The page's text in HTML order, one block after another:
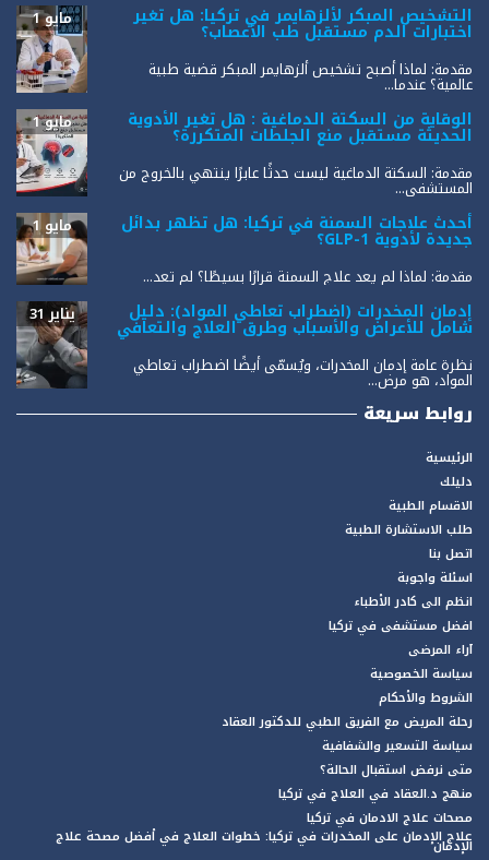
التشخيص المبكر لألزهايمر في تركيا: هل تغير
اختبارات الدم مستقبل طب الأعصاب؟
مايو 1
مقدمة: لماذا أصبح تشخيص ألزهايمر المبكر قضية طبية
عالمية؟ عندما...
الوقاية من السكتة الدماغية : هل تغير الأدوية
الحديثة مستقبل منع الجلطات المتكررة؟
مايو 1
مقدمة: السكتة الدماغية ليست حدثًا عابرًا ينتهي بالخروج من
المستشفى...
أحدث علاجات السمنة في تركيا: هل تظهر بدائل
جديدة لأدوية GLP-1؟
مايو 1
مقدمة: لماذا لم يعد علاج السمنة قرارًا بسيطًا؟ لم تعد...
إدمان المخدرات (اضطراب تعاطي المواد): دليل
شامل للأعراض والأسباب وطرق العلاج والتعافي
يناير 31
نظرة عامة إدمان المخدرات، ويُسمّى أيضًا اضطراب تعاطي
المواد، هو مرض...
روابط سريعة
الرئيسية
دليلك
الاقسام الطبية
طلب الاستشارة الطبية
اتصل بنا
اسئلة واجوبة
انظم الى كادر الأطباء
افضل مستشفى في تركيا
آراء المرضى
سياسة الخصوصية
الشروط والأحكام
رحلة المريض مع الفريق الطبي للدكتور العقاد
سياسة التسعير والشفافية
متى نرفض استقبال الحالة؟
منهج د.العقاد في العلاج في تركيا
مصحات علاج الادمان في تركيا
علاج الإدمان على المخدرات في تركيا: خطوات العلاج في أفضل مصحة علاج
الإدمان